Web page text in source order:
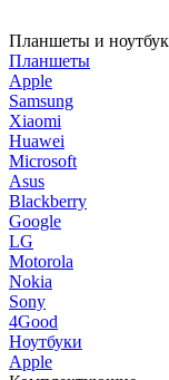
Планшеты и
Планшеты
Apple
Samsung
Xiaomi
Huawei
Microsoft
Asus
Blackberry
Google
LG
Motorola
Nokia
Sony
4Good
Ноутбуки
Apple